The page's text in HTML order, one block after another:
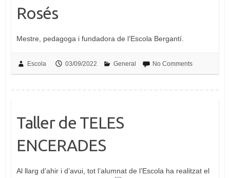
Rosés
Mestre, pedagoga i fundadora de l’Escola Bergantí.
Escola 03/09/2022 General No Comments
Taller de TELES
ENCERADES
Al llarg d’ahir i d’avui, tot l’alumnat de l’Escola ha realitzat el